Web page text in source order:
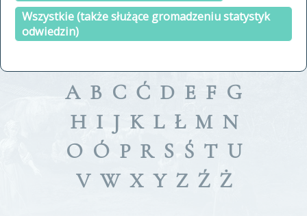
Wszystkie (także służące gromadzeniu statystyk
odwiedzin)
a fronte
a tergo
A B C Ć D E F G
H I J K L Ł M N
O Ó P R S Ś T U
V W X Y Z Ź Ż